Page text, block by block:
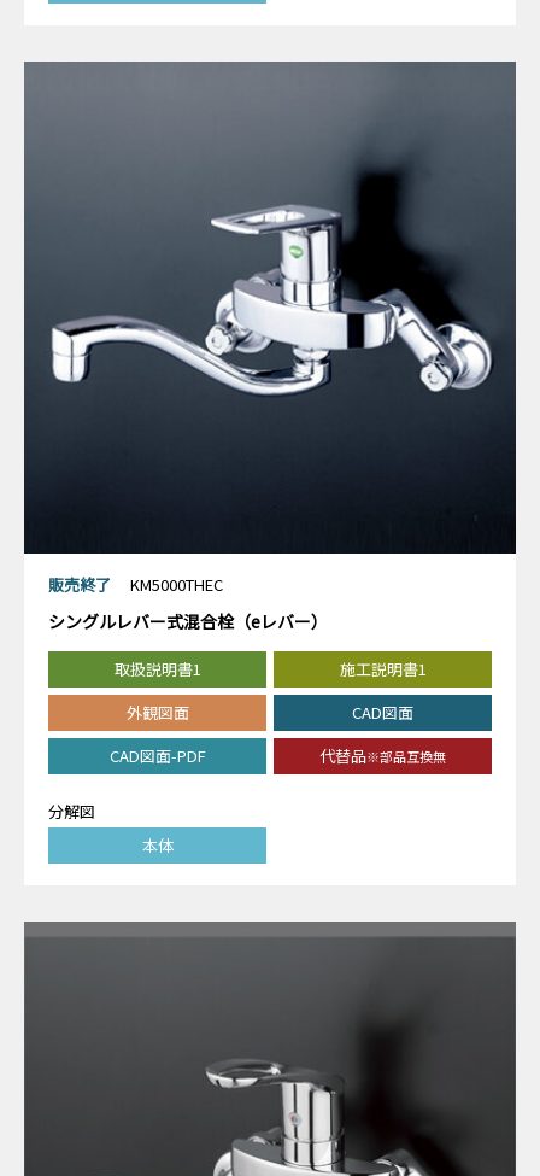
販売終了 KM5000THEC
シングルレバー式混合栓（eレバー）
取扱説明書1
施工説明書1
外観図面
CAD図面
CAD図面-PDF
代替品※部品互換無
分解図
本体